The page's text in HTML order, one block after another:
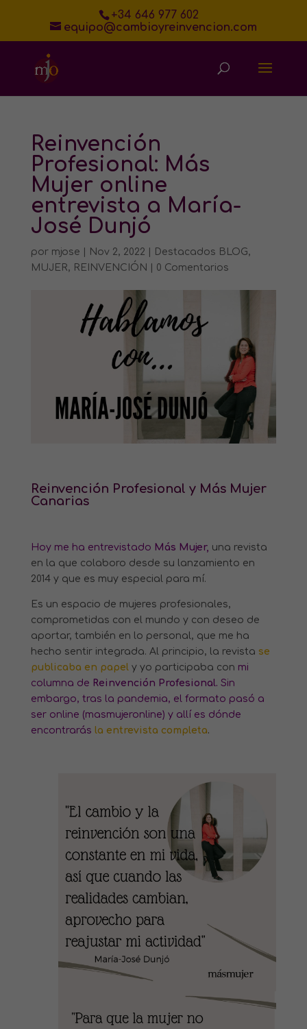
+34 646 977 602
equipo@cambioyreinvencion.com
Reinvención
Profesional: Más
Mujer online
entrevista a María-
José Dunjó
por mjose Nov 2, 2022 Destacados BLOG,
MUJER, REINVENCIÓN 0 Comentarios
Reinvención Profesional y Más Mujer
Canarias
Hoy me ha entrevistado Más Mujer, una revista
en la que colaboro desde su lanzamiento en
2014 y que es muy especial para mí.
Es un espacio de mujeres profesionales,
comprometidas con el mundo y con deseo de
aportar, también en lo personal, que me ha
hecho sentir integrada. Al principio, la revista se
publicaba en papel y yo participaba con mi
columna de Reinvención Profesional. Sin
embargo, tras la pandemia, el formato pasó a
ser online (masmujeronline) y allí es dónde
encontrarás la entrevista completa.